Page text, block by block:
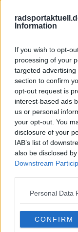
Information
If you wish to opt-
processing of your
targeted
section to confirm
opt-out request is
interest-based ads
us or personal
your opt-out. You
disclosure of your
IAB’s list of
also be disclosed
Downstream
Personal Data
CONFIRM
Rennrädern.
Dieses
die redaktionelle
und die
neue, verifizierte
Leitung der
und lege
Sprache und
Radsport ist für
komplexer
Verantwortung
vertrete ich in